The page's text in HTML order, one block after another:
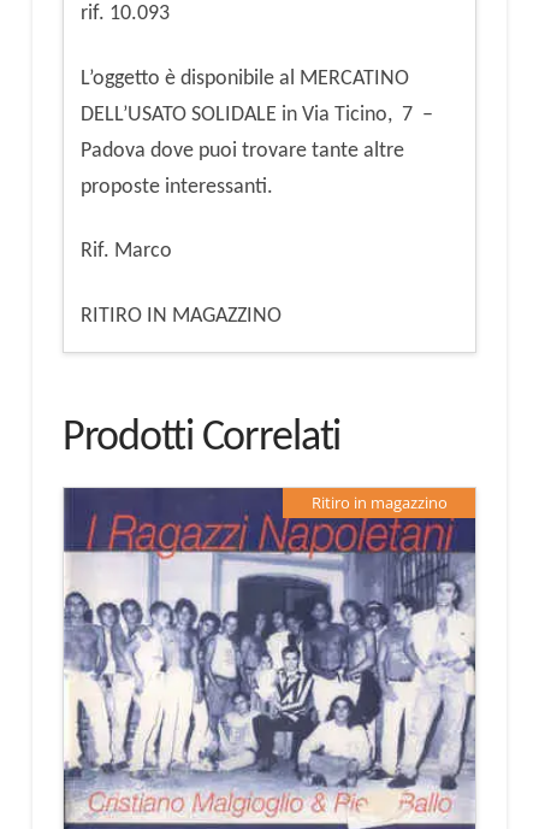
rif. 10.093
L’oggetto è disponibile al MERCATINO
DELL’USATO SOLIDALE in Via Ticino, 7 –
Padova dove puoi trovare tante altre
proposte interessanti.
Rif. Marco
RITIRO IN MAGAZZINO
Prodotti Correlati
Ritiro in magazzino